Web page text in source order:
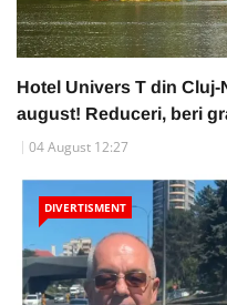
Hotel Univers T din
august! Reduceri, beri
04 August 12:27
DIVERTISMENT